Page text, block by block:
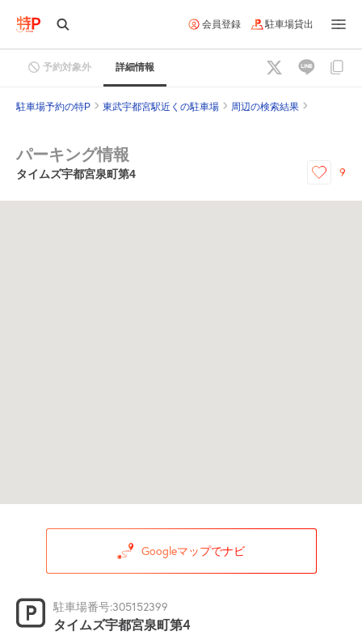
会員登録 駐車場貸出
予約対象外 詳細情報
駐車場予約の特P 東武宇都宮駅近くの駐車場 周辺の検索結果
パーキング情報
タイムズ宇都宮泉町第4 9
Googleマップでナビ
駐車場番号:305152399
タイムズ宇都宮泉町第4